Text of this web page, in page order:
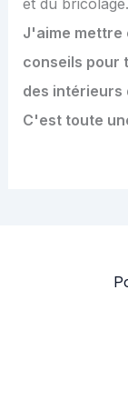
J'aime mettre
conseils pour
des intérieurs
C'est toute